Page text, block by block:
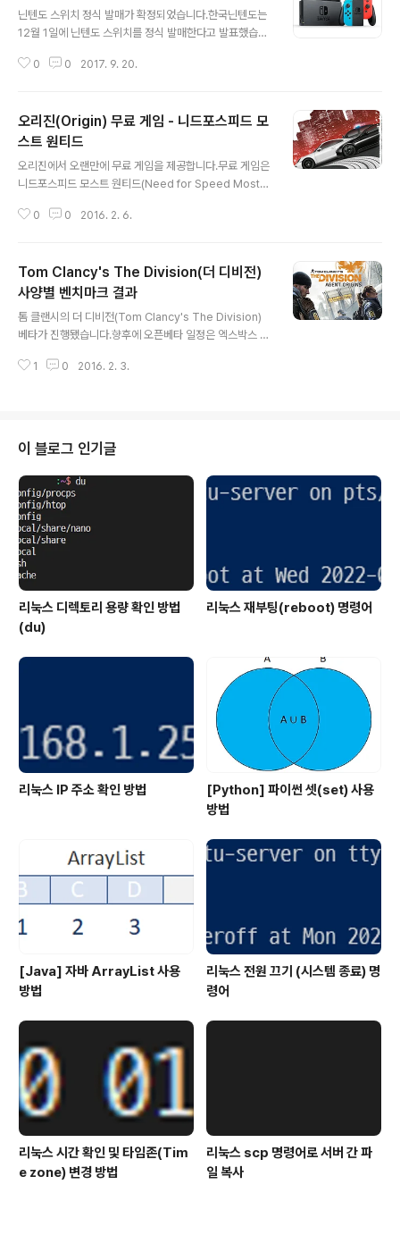
뉴를 선택합니다. 메뉴 중 리모트 플레이 활성화하기 체크
박스가 보이는데 해당 부분을 체크합니다. 다음으로 설정
하기를 눌러서 해당 기기를 등록합니다. 마지막으로 절전
닌텐도 스위치 정식 발매가 확정되었습니다.한국닌텐도는
12월 1일에 닌텐도 스위치를 정식 발매한다고 발표했습니
히 정식 발매가 되었습니다.미국 기준으로 $299.99에 판
치를 통한 일반 콘솔로 활용이 가능하며 휴대용 게임기기
로도 활용이 가능합니다.거치해서 TV 모드로 사용하거나
휴대하고 다니면서 테이블 모드나 휴대 모드로 활용이 가
능합니다.출시 이후에 시간이 꽤 흘렀지만 많은 분들이 기
다리고 있기 때문에 인기가 많을 것으로 기대가 됩니다. ▼
발매 예정 소프트웨어 리스트퍼블리셔 소프트웨어 발매예
0 0 2017. 9. 20.
오리진(Origin) 무료 게임 - 니드포스피드 모
스트 원티드
오리진에서 오랜만에 무료 게임을 제공합니다.무료 게임은
니드포스피드 모스트 원티드(Need for Speed Most
것 같습니다.니드포스피드 시리즈 게임으로 레이싱 장르입
라이브러리에 추가가 가능합니다.https://www.origin.c
om/ko-kr/store/free-games설치를 하지 않아도 라
이브러리에 추가가 가능합니다.니드포스피드 모스트 원티
드로 즐거운 레이싱을 해보시기 바랍니다.
0 0 2016. 2. 6.
Tom Clancy's The Division(더 디비전)
사양별 벤치마크 결과
톰 클랜시의 더 디비전(Tom Clancy's The Division)
베타가 진행됐습니다.향후에 오픈베타 일정은 엑스박스 원
다.PC와 PS4는 2월 17일부터 21일까지 진행됩니다.더
m-clancy-s-the-division-beta-test-gpu.html먼
저 1920*1080(FHD)로 게임을 실행했을 때 프레임입니
다.높은 옵션으로 설정했을 때 게임 프레임인데 상당히 프
레임이 잘 나오는 편입니다.현재 그래픽카드를 280X를 사
용하고 있는데 60 프레임 정도..
1 0 2016. 2. 3.
이 블로그 인기글
리눅스 디렉토리 용량 확인 방법
(du)
리눅스 재부팅(reboot) 명령어
리눅스 IP 주소 확인 방법
[Python] 파이썬 셋(set) 사용
방법
[Java] 자바 ArrayList 사용
방법
리눅스 전원 끄기 (시스템 종료) 명
령어
리눅스 시간 확인 및 타임존(Tim
e zone) 변경 방법
리눅스 scp 명령어로 서버 간 파
일 복사